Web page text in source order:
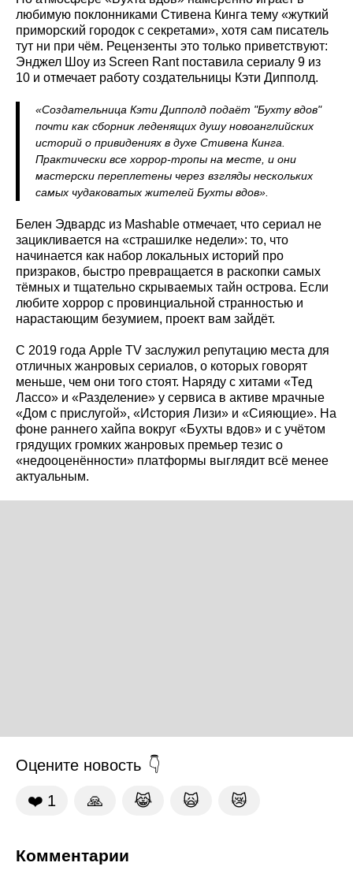
любимую поклонниками Стивена Кинга тему «жуткий
приморский городок с секретами», хотя сам писатель
тут ни при чём. Рецензенты это только приветствуют:
Энджел Шоу из Screen Rant поставила сериалу 9 из
10 и отмечает работу создательницы Кэти Дипполд.
«Создательница Кэти Дипполд подаёт "Бухту вдов"
почти как сборник леденящих душу новоанглийских
историй о привидениях в духе Стивена Кинга.
Практически все хоррор-тропы на месте, и они
мастерски переплетены через взгляды нескольких
самых чудаковатых жителей Бухты вдов».
Белен Эдвардс из Mashable отмечает, что сериал не
зацикливается на «страшилке недели»: то, что
начинается как набор локальных историй про
призраков, быстро превращается в раскопки самых
тёмных и тщательно скрываемых тайн острова. Если
любите хоррор с провинциальной странностью и
нарастающим безумием, проект вам зайдёт.
С 2019 года Apple TV заслужил репутацию места для
отличных жанровых сериалов, о которых говорят
меньше, чем они того стоят. Наряду с хитами «Тед
Лассо» и «Разделение» у сервиса в активе мрачные
«Дом с прислугой», «История Лизи» и «Сияющие». На
фоне раннего хайпа вокруг «Бухты вдов» и с учётом
грядущих громких жанровых премьер тезис о
«недооценённости» платформы выглядит всё менее
актуальным.
Оцените новость
❤️ 1 🙏 😹 🙀 😿
Комментарии